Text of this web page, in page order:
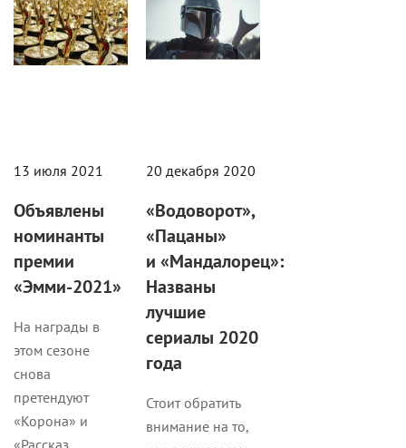
13 июля 2021
Объявлены
номинанты
премии
«Эмми-2021»
На награды в
этом сезоне
снова
претендуют
«Корона» и
«Рассказ
20 декабря 2020
«Водоворот»,
«Пацаны»
и «Мандалорец»:
Названы
лучшие
сериалы 2020
года
Стоит обратить
внимание на то,